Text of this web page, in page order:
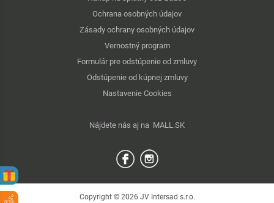
Ochrana osobných údajov
Zásady ochrany osobných údajov
Vernostný program
Formulár pre odstúpenie od zmluvy
Odstúpenie od kúpnej zmluvy
Nastavenie Cookies
Nájdete nás aj na MALL.SK
Copyright © 2026 JV Intersad s.r.o.